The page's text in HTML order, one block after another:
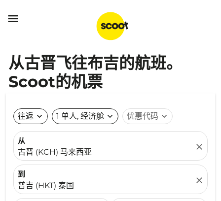

从古晋飞往布吉的航班。
Scoot的机票
往返 expand_more 1 单人, 经济舱 expand_more 优惠代码 expand_more
从
古晋 (KCH) 马来西亚
close
到
普吉 (HKT) 泰国
close